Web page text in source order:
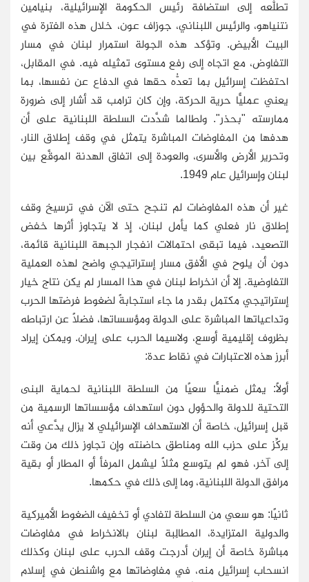
تطلُّعه إلى استضافة رئيس الحكومة الإسرائيلية، بنيامين
نتنياهو، والرئيس اللبناني، جوزاف عون، خلال هذه الفترة في
البيت الأبيض. وتؤكد هذه الجولة استمرار لبنان في مسار
التفاوض، مع اتجاه إلى رفع مستوى تمثيله فيه. في المقابل،
احتفظت إسرائيل بما تعدُّه حقها في الدفاع عن نفسها، بما
يعني عمليًّا حرية الحركة، وإن كان ترامب قد أشار إلى ضرورة
ممارسته "بحذر". ولطالما شدَّدت السلطة اللبنانية على أن
هدفها من المفاوضات المباشرة يتمثل في وقف إطلاق النار،
وتحرير الأرض والأسرى، والعودة إلى اتفاق الهدنة الموقَّع بين
لبنان وإسرائيل عام 1949.
غير أن هذه المفاوضات لم تنجح حتى الآن في ترسيخ وقف
إطلاق نار فعلي كما يأمل لبنان، إذ لا يتجاوز أثرها خفض
التصعيد، فيما تبقى احتمالات انفجار الجبهة اللبنانية قائمة،
دون أن يلوح في الأفق مسار إستراتيجي واضح لهذه العملية
التفاوضية. إلا أن انخراط لبنان في هذا المسار لم يكن نتاج خيار
إستراتيجي مكتمل بقدر ما جاء استجابةً لضغوط فرضتها الحرب
وتداعياتها المباشرة على الدولة ومؤسساتها، فضلًا عن ارتباطه
بظروف إقليمية أوسع، ولاسيما الحرب على إيران. ويمكن إيراد
أبرز هذه الاعتبارات في نقاط عدة:
أولًا: يمثل ضمنيًّا سعيًا من السلطة اللبنانية لحماية البنى
التحتية للدولة والحؤول دون استهداف مؤسساتها الرسمية من
قبل إسرائيل، خاصة أن الاستهداف الإسرائيلي لا يزال يدَّعي أنه
يركِّز على حزب الله ومناطق حاضنته وإن تجاوز ذلك من وقت
إلى آخر، فهو لم يتوسع مثلًا ليشمل المرفأ أو المطار أو بقية
مرافق الدولة اللبنانية، وما إلى ذلك في حكمها.
ثانيًا: هو سعي من السلطة لتفادي أو تخفيف الضغوط الأميركية
والدولية المتزايدة، المطالِبة لبنان بالانخراط في مفاوضات
مباشرة خاصة أن إيران أدرجت وقف الحرب على لبنان وكذلك
انسحاب إسرائيل منه، في مفاوضاتها مع واشنطن في إسلام